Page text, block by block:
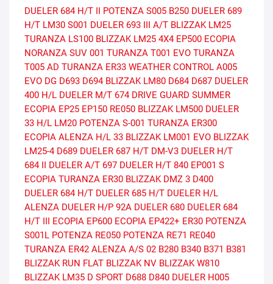
DUELER 684 H/T II POTENZA S005 B250 DUELER 689
H/T LM30 S001 DUELER 693 III A/T BLIZZAK LM25
TURANZA LS100 BLIZZAK LM25 4X4 EP500 ECOPIA
NORANZA SUV 001 TURANZA T001 EVO TURANZA
T005 AD TURANZA ER33 WEATHER CONTROL A005
EVO DG D693 D694 BLIZZAK LM80 D684 D687 DUELER
400 H/L DUELER M/T 674 DRIVE GUARD SUMMER
ECOPIA EP25 EP150 RE050 BLIZZAK LM500 DUELER
33 H/L LM20 POTENZA S-001 TURANZA ER300
ECOPIA ALENZA H/L 33 BLIZZAK LM001 EVO BLIZZAK
LM25-4 D689 DUELER 687 H/T DM-V3 DUELER H/T
684 II DUELER A/T 697 DUELER H/T 840 EP001 S
ECOPIA TURANZA ER30 BLIZZAK DMZ 3 D400
DUELER 684 H/T DUELER 685 H/T DUELER H/L
ALENZA DUELER H/P 92A DUELER 680 DUELER 684
H/T III ECOPIA EP600 ECOPIA EP422+ ER30 POTENZA
S001L POTENZA RE050 POTENZA RE71 RE040
TURANZA ER42 ALENZA A/S 02 B280 B340 B371 B381
BLIZZAK RUN FLAT BLIZZAK NV BLIZZAK W810
BLIZZAK LM35 D SPORT D688 D840 DUELER H005